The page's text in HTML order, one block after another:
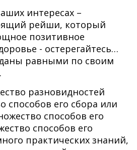
интересах –
рейши, который
позитивное
- остерегайтесь…
равными по своим
разновидностей
способов его сбора или
способов его
способов его
практических знаний,